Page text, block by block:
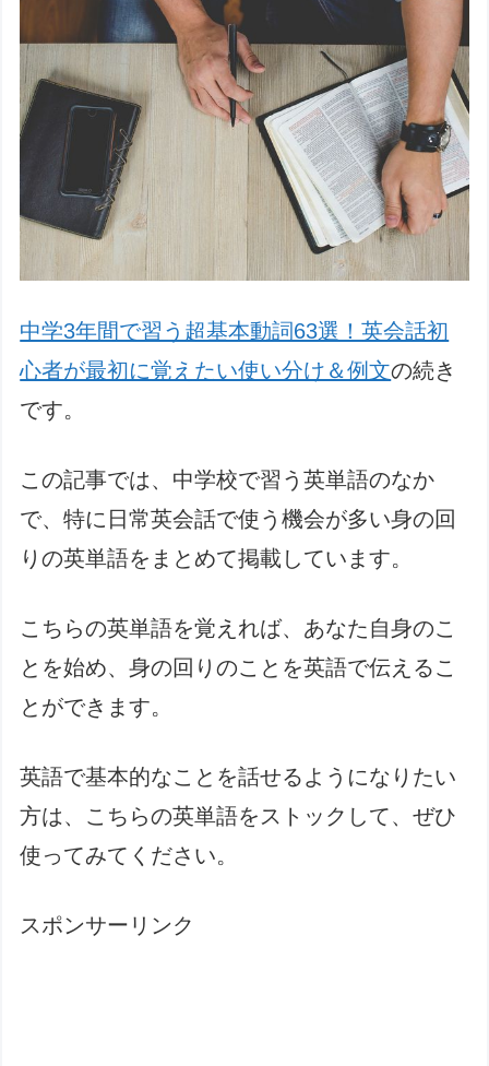
中学3年間で習う超基本動詞63選！英会話初
心者が最初に覚えたい使い分け＆例文の続き
です。
この記事では、中学校で習う英単語のなか
で、特に日常英会話で使う機会が多い身の回
りの英単語をまとめて掲載しています。
こちらの英単語を覚えれば、あなた自身のこ
とを始め、身の回りのことを英語で伝えるこ
とができます。
英語で基本的なことを話せるようになりたい
方は、こちらの英単語をストックして、ぜひ
使ってみてください。
スポンサーリンク